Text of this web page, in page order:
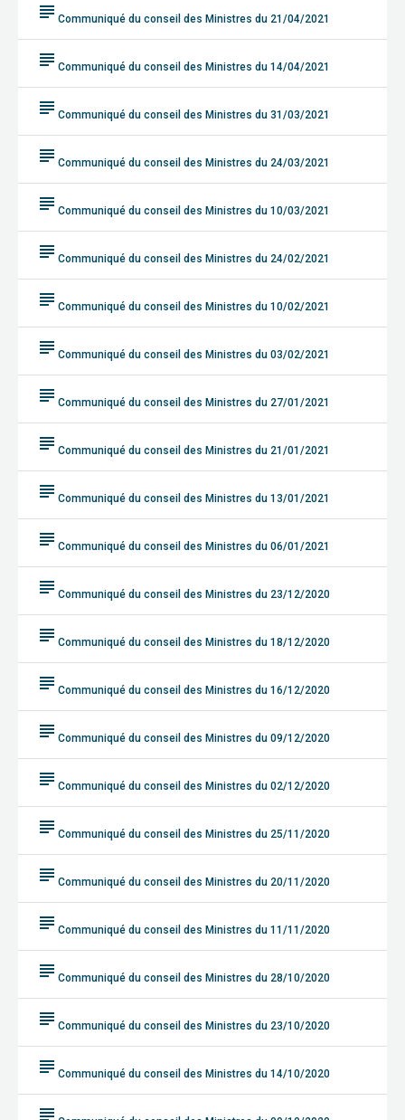
subject Communiqué du conseil des Ministres du 21/04/2021
subject Communiqué du conseil des Ministres du 14/04/2021
subject Communiqué du conseil des Ministres du 31/03/2021
subject Communiqué du conseil des Ministres du 24/03/2021
subject Communiqué du conseil des Ministres du 10/03/2021
subject Communiqué du conseil des Ministres du 24/02/2021
subject Communiqué du conseil des Ministres du 10/02/2021
subject Communiqué du conseil des Ministres du 03/02/2021
subject Communiqué du conseil des Ministres du 27/01/2021
subject Communiqué du conseil des Ministres du 21/01/2021
subject Communiqué du conseil des Ministres du 13/01/2021
subject Communiqué du conseil des Ministres du 06/01/2021
subject Communiqué du conseil des Ministres du 23/12/2020
subject Communiqué du conseil des Ministres du 18/12/2020
subject Communiqué du conseil des Ministres du 16/12/2020
subject Communiqué du conseil des Ministres du 09/12/2020
subject Communiqué du conseil des Ministres du 02/12/2020
subject Communiqué du conseil des Ministres du 25/11/2020
subject Communiqué du conseil des Ministres du 20/11/2020
subject Communiqué du conseil des Ministres du 11/11/2020
subject Communiqué du conseil des Ministres du 28/10/2020
subject Communiqué du conseil des Ministres du 23/10/2020
subject Communiqué du conseil des Ministres du 14/10/2020
subject